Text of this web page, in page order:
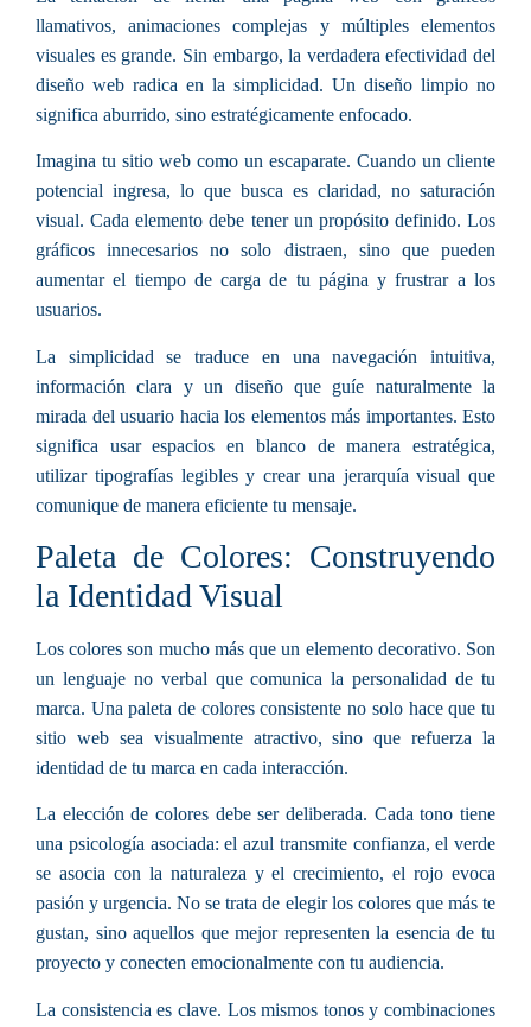
llamativos, animaciones complejas y múltiples elementos
visuales es grande. Sin embargo, la verdadera efectividad del
diseño web radica en la simplicidad. Un diseño limpio no
significa aburrido, sino estratégicamente enfocado.
Imagina tu sitio web como un escaparate. Cuando un cliente
potencial ingresa, lo que busca es claridad, no saturación
visual. Cada elemento debe tener un propósito definido. Los
gráficos innecesarios no solo distraen, sino que pueden
aumentar el tiempo de carga de tu página y frustrar a los
usuarios.
La simplicidad se traduce en una navegación intuitiva,
información clara y un diseño que guíe naturalmente la
mirada del usuario hacia los elementos más importantes. Esto
significa usar espacios en blanco de manera estratégica,
utilizar tipografías legibles y crear una jerarquía visual que
comunique de manera eficiente tu mensaje.
Paleta de Colores: Construyendo
la Identidad Visual
Los colores son mucho más que un elemento decorativo. Son
un lenguaje no verbal que comunica la personalidad de tu
marca. Una paleta de colores consistente no solo hace que tu
sitio web sea visualmente atractivo, sino que refuerza la
identidad de tu marca en cada interacción.
La elección de colores debe ser deliberada. Cada tono tiene
una psicología asociada: el azul transmite confianza, el verde
se asocia con la naturaleza y el crecimiento, el rojo evoca
pasión y urgencia. No se trata de elegir los colores que más te
gustan, sino aquellos que mejor representen la esencia de tu
proyecto y conecten emocionalmente con tu audiencia.
La consistencia es clave. Los mismos tonos y combinaciones